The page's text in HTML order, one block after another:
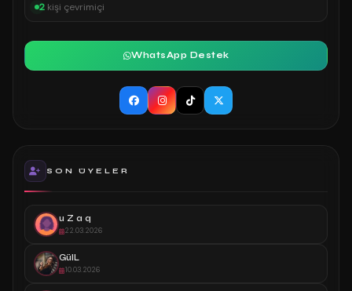
2 kişi çevrimiçi
WhatsApp Destek
SON ÜYELER
u Z a q
22.03.2026
GülL
10.03.2026